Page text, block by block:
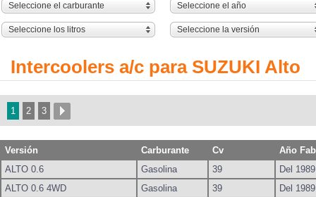
Seleccione el carburante Seleccione el año
Seleccione los litros Seleccione la versión
Intercoolers a/c para SUZUKI Alto
1 2 3
Versión Carburante Cv
Año
ALTO 0.6
Gasolina 39
Del
ALTO 0.6 4WD
Gasolina 39
Del